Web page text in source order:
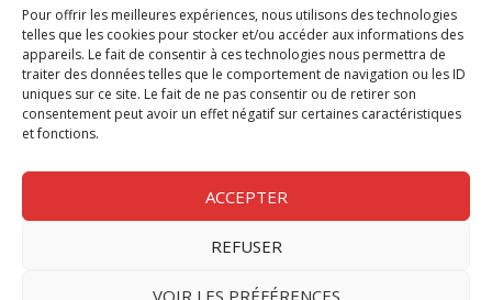
Pour offrir les meilleures expériences, nous utilisons des technologies
telles que les cookies pour stocker et/ou accéder aux informations des
appareils. Le fait de consentir à ces technologies nous permettra de
traiter des données telles que le comportement de navigation ou les ID
uniques sur ce site. Le fait de ne pas consentir ou de retirer son
consentement peut avoir un effet négatif sur certaines caractéristiques
et fonctions.
ACCEPTER
REFUSER
VOIR LES PRÉFÉRENCES
Chèque Compta
Chèque Emploi Spectacle
G-Pods
Profession Audio-visuel
Nous contacter